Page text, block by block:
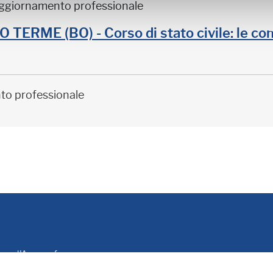
professionale
TERME (BO) - Corso di stato civile: le
professionale
e d'Anagrafe